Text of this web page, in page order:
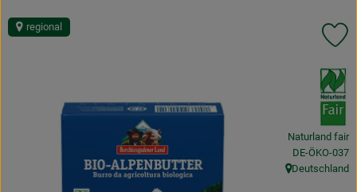
Obst & Gemüse
Naturkost
regional
, Verband:
Naturland fair
, Kontrollstelle:
DE-ÖKO-037
, Herkunft:
Deutschland